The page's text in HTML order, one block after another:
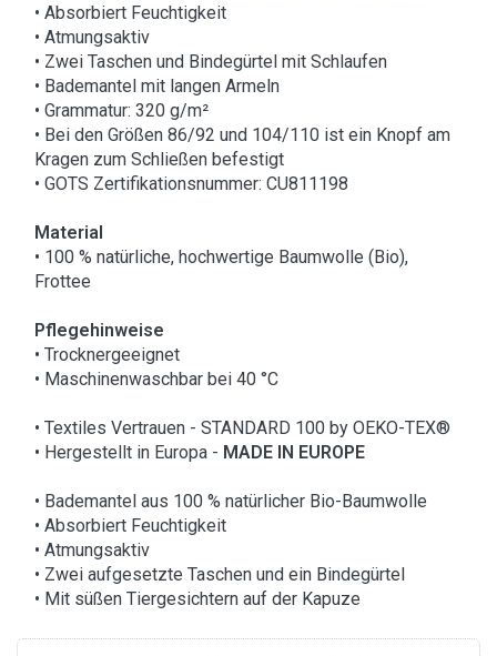
• Absorbiert Feuchtigkeit
• Atmungsaktiv
• Zwei Taschen und Bindegürtel mit Schlaufen
• Bademantel mit langen Armeln
• Grammatur: 320 g/m²
• Bei den Größen 86/92 und 104/110 ist ein Knopf am
Kragen zum Schließen befestigt
• GOTS Zertifikationsnummer: CU811198
Material
• 100 % natürliche, hochwertige Baumwolle (Bio),
Frottee
Pflegehinweise
• Trocknergeeignet
• Maschinenwaschbar bei 40 °C
• Textiles Vertrauen - STANDARD 100 by OEKO-TEX®
• Hergestellt in Europa - MADE IN EUROPE
• Bademantel aus 100 % natürlicher Bio-Baumwolle
• Absorbiert Feuchtigkeit
• Atmungsaktiv
• Zwei aufgesetzte Taschen und ein Bindegürtel
• Mit süßen Tiergesichtern auf der Kapuze